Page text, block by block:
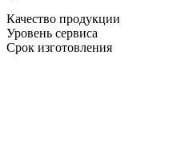
Качество продукции
Уровень сервиса
Срок изготовления